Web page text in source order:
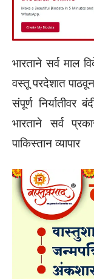
भारताने सर्व माल
वस्तू परदेशात
संपूर्ण निर्यातीवर
भारताने सर्व
पाकिस्तान व्यापार